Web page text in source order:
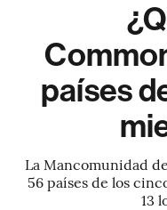
países
La Mancomunidad
56 países de los
13